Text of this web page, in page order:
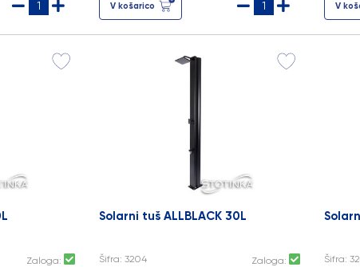
V košarico V
Zaloga:
Solarni tuš ALLBLACK 30L
Šifra: 3204
Zaloga:
Šifra: